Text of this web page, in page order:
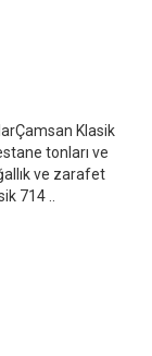
Klasik
tonları ve
ve zarafet
714 ..